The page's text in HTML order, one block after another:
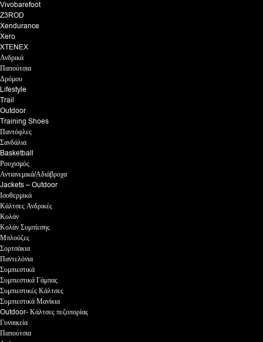
Vivobarefoot
Z3ROD
Xendurance
Xero
XTENEX
Ανδρικά
Παπούτσια
Δρόμου
Lifestyle
Trail
Outdoor
Training Shoes
Παντόφλες
Σανδάλια
Basketball
Ρουχισμός
Αντιανεμικά/Αδιάβροχα
Jackets – Outdoor
Ισοθερμικά
Κάλτσες Ανδρικές
Κολάν
Κολάν Συμπίεσης
Μπλούζες
Σορτσάκια
Παντελόνια
Συμπιεστικά
Συμπιεστικά Γάμπας
Συμπιεστικές Κάλτσες
Συμπιεστικά Μανίκια
Outdoor- Κάλτσες πεζοπορίας
Γυναικεία
Παπούτσια